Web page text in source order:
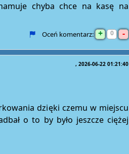
chyba chce na kasę na
Oceń komentarz: + 0 -
2026-06-22 01:21:40
dzięki czemu w miejscu
o to by było jeszcze ciężej